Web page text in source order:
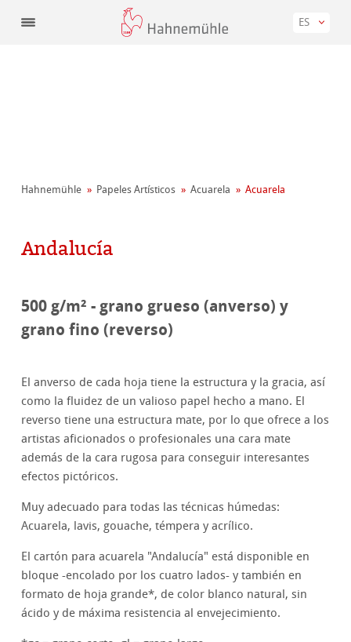
ES
Hahnemühle Papeles Artísticos Acuarela Acuarela
Andalucía
500 g/m² - grano grueso (anverso) y
grano fino (reverso)
El anverso de cada hoja tiene la estructura y la gracia, así
como la fluidez de un valioso papel hecho a mano. El
reverso tiene una estructura mate, por lo que ofrece a los
artistas aficionados o profesionales una cara mate
además de la cara rugosa para conseguir interesantes
efectos pictóricos.
Muy adecuado para todas las técnicas húmedas:
Acuarela, lavis, gouache, témpera y acrílico.
El cartón para acuarela "Andalucía" está disponible en
bloque -encolado por los cuatro lados- y también en
formato de hoja grande*, de color blanco natural, sin
ácido y de máxima resistencia al envejecimiento.